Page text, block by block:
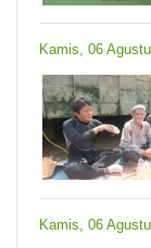
Kamis, 06
Kamis, 06